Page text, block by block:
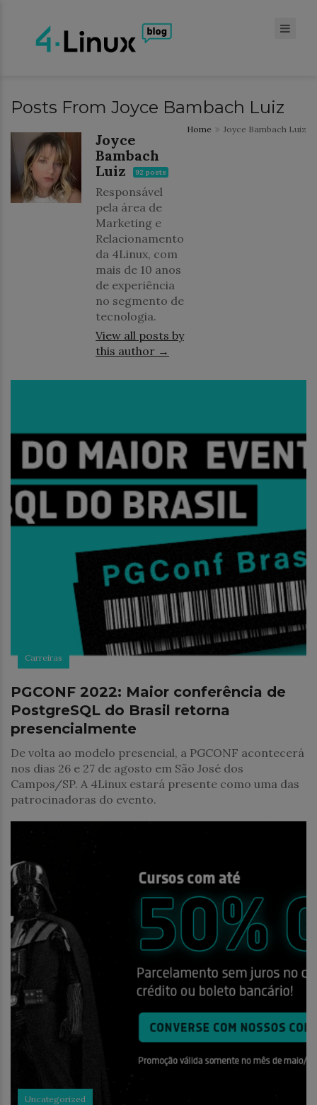
Posts From Joyce Bambach Luiz
Home Joyce Bambach Luiz
Joyce
Bambach
Luiz
92 posts
Responsável
pela área de
Marketing e
Relacionamento
da 4Linux, com
mais de 10 anos
de experiência
no segmento de
tecnologia.
View all posts by
this author →
Carreiras
PGCONF 2022: Maior conferência de
PostgreSQL do Brasil retorna
presencialmente
De volta ao modelo presencial, a PGCONF acontecerá
nos dias 26 e 27 de agosto em São José dos
Campos/SP. A 4Linux estará presente como uma das
patrocinadoras do evento.
Uncategorized